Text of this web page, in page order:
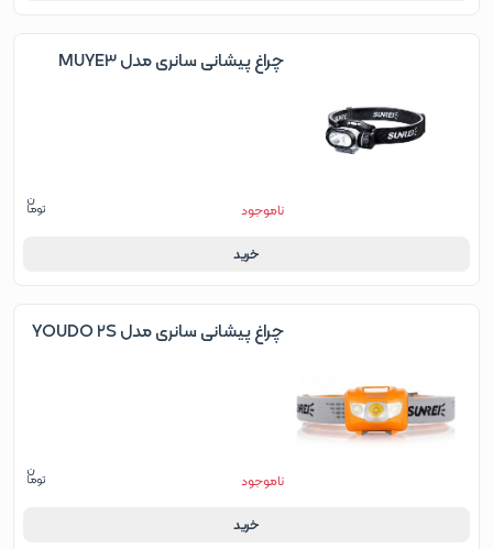
چراغ پیشانی سانری مدل MUYE3
ناموجود
خرید
چراغ پیشانی سانری مدل YOUDO 2S
ناموجود
خرید